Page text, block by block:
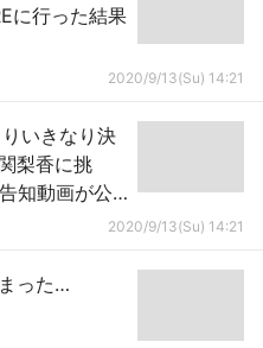
に行った結果
2020/9/13(Su) 14:21
いきなり決
梨香に挑
知動画が公
2020/9/13(Su) 14:21
った…